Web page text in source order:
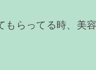
もらってる時、美